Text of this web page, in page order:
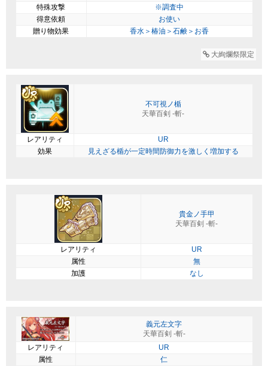
特殊攻撃
※調査中
得意依頼
お使い
贈り物効果
香水＞椿油＞石鹸＞お香
大絢爛祭限定
不可視ノ楯
天華百剣 -斬-
レアリティ
UR
効果
見えざる楯が一定時間防御力を激しく増加する
貴金ノ手甲
天華百剣 -斬-
レアリティ
UR
属性
無
加護
なし
義元左文字
天華百剣 -斬-
レアリティ
UR
属性
仁